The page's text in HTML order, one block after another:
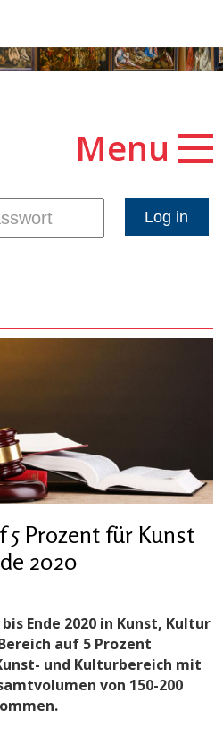
Menu
5 Prozent für Kunst
2020
Ende 2020 in Kunst, Kultur
auf 5 Prozent
und Kulturbereich mit
von 150-200